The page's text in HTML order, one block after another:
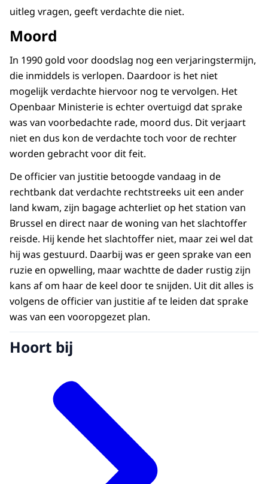
uitleg vragen, geeft verdachte die niet.
Moord
In 1990 gold voor doodslag nog een verjaringstermijn,
die inmiddels is verlopen. Daardoor is het niet
mogelijk verdachte hiervoor nog te vervolgen. Het
Openbaar Ministerie is echter overtuigd dat sprake
was van voorbedachte rade, moord dus. Dit verjaart
niet en dus kon de verdachte toch voor de rechter
worden gebracht voor dit feit.
De officier van justitie betoogde vandaag in de
rechtbank dat verdachte rechtstreeks uit een ander
land kwam, zijn bagage achterliet op het station van
Brussel en direct naar de woning van het slachtoffer
reisde. Hij kende het slachtoffer niet, maar zei wel dat
hij was gestuurd. Daarbij was er geen sprake van een
ruzie en opwelling, maar wachtte de dader rustig zijn
kans af om haar de keel door te snijden. Uit dit alles is
volgens de officier van justitie af te leiden dat sprake
was van een vooropgezet plan.
Hoort bij